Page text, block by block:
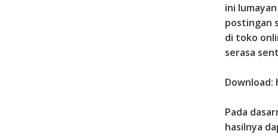
ini
postingan
di toko
serasa
Pada
hasilnya